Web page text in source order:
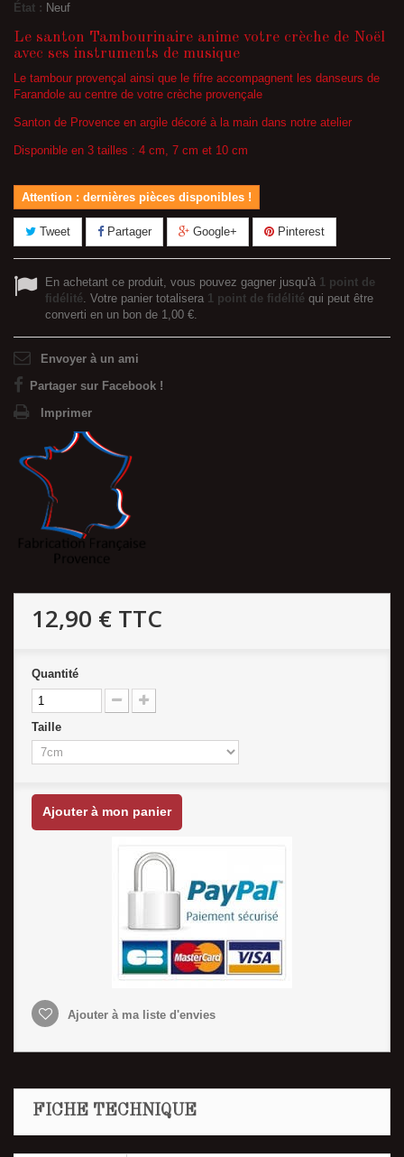
État : Neuf
Le santon Tambourinaire anime votre crèche de Noël
avec ses instruments de musique
Le tambour provençal ainsi que le fifre accompagnent les danseurs de
Farandole au centre de votre crèche provençale
Santon de Provence en argile décoré à la main dans notre atelier
Disponible en 3 tailles : 4 cm, 7 cm et 10 cm
Attention : dernières pièces disponibles !
Tweet Partager Google+ Pinterest
En achetant ce produit, vous pouvez gagner jusqu'à 1 point de
fidélité. Votre panier totalisera 1 point de fidélité qui peut être
converti en un bon de 1,00 €.
Envoyer à un ami
Partager sur Facebook !
Imprimer
12,90 € TTC
Quantité
Taille
Ajouter à mon panier
Ajouter à ma liste d'envies
FICHE TECHNIQUE